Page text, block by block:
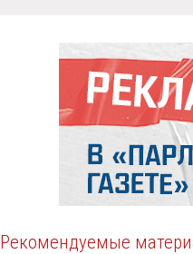
Рекомендуемые